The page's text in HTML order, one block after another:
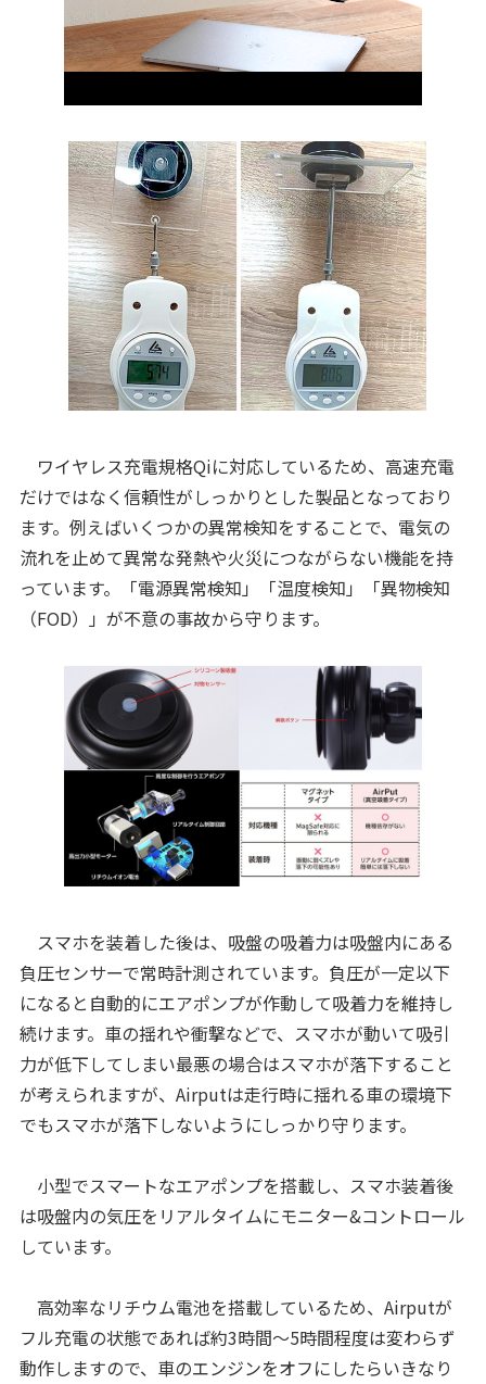
ワイヤレス充電規格Qiに対応しているため、高速充電
だけではなく信頼性がしっかりとした製品となっており
ます。例えばいくつかの異常検知をすることで、電気の
流れを止めて異常な発熱や火災につながらない機能を持
っています。「電源異常検知」「温度検知」「異物検知
（FOD）」が不意の事故から守ります。
スマホを装着した後は、吸盤の吸着力は吸盤内にある
負圧センサーで常時計測されています。負圧が一定以下
になると自動的にエアポンプが作動して吸着力を維持し
続けます。車の揺れや衝撃などで、スマホが動いて吸引
力が低下してしまい最悪の場合はスマホが落下すること
が考えられますが、Airputは走行時に揺れる車の環境下
でもスマホが落下しないようにしっかり守ります。
小型でスマートなエアポンプを搭載し、スマホ装着後
は吸盤内の気圧をリアルタイムにモニター&コントロール
しています。
高効率なリチウム電池を搭載しているため、Airputが
フル充電の状態であれば約3時間～5時間程度は変わらず
動作しますので、車のエンジンをオフにしたらいきなり